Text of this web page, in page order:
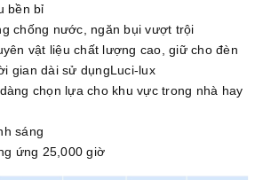
bền bỉ
chống nước, ngăn bụi vượt trội
vật liệu chất lượng cao, giữ cho đèn
gian dài sử dụngLuci-lux
chọn lựa cho khu vực trong nhà hay
sáng
ứng 25,000 giờ